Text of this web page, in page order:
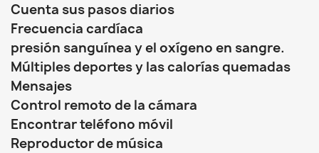
Cuenta sus pasos diarios
Frecuencia cardíaca
presión sanguínea y el oxígeno en sangre.
Múltiples deportes y las calorías quemadas
Mensajes
Control remoto de la cámara
Encontrar teléfono móvil
Reproductor de música